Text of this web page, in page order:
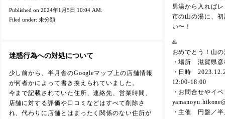
Published on 2024年1月5日 10:04 AM.
Filed under: 未分類
男湯から入れば
市の山の湯に、
い〜！
♨️
おめでとう！山
・場所 滋賀県彦
・日時
12:00-18:00
・お問合せやイ
・主催 円盤／半
迷惑行為への対処について
少し前から、半月舎のGoogleマップ上の店舗情報
が何者かによって書き換えられていました。
今まで記載されていた住所、連絡先、営業時間、
店舗に対する評価や口コミなどはすべて削除さ
れ、代わりに店舗とはまったく関係のない住所が